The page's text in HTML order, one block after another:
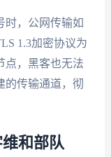
时，公网传输如
1.3加密协议为
点，黑客也无法
的传输通道，彻
和部队